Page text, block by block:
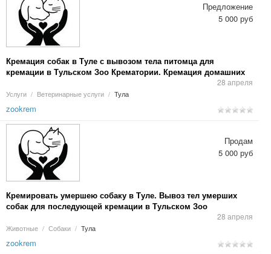
Кремация собак в Туле с вывозом тела питомца для
кремации в Тульском Зоо Крематории. Кремация домашних
28 апреля
Услуги / Ветеринарные услуги / Тула
Предложение
5 000 руб
zookrem
Кремировать умершею собаку в Туле. Вывоз тел умерших
собак для последующей кремации в Тульском Зоо
Крематории. Кремация домашних животных в Туле, Калуге.
28 апреля
Животные / Собаки / Тула
Продам
5 000 руб
zookrem